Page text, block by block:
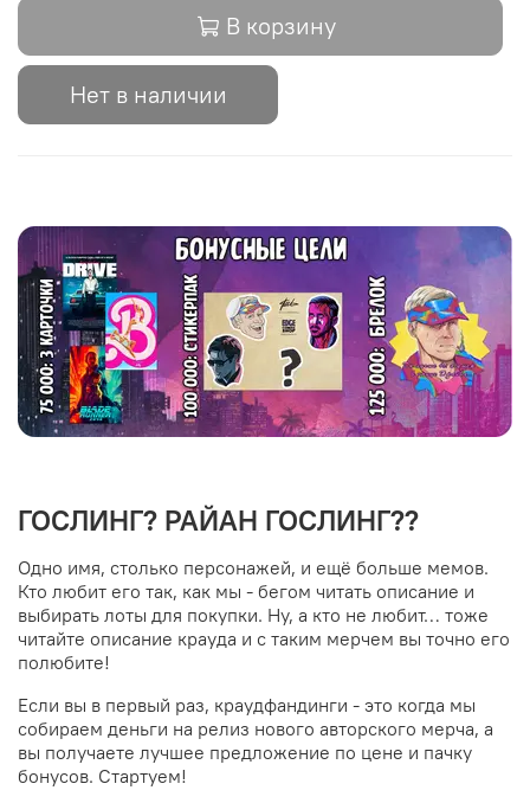
В корзину
Нет в наличии
ГОСЛИНГ? РАЙАН ГОСЛИНГ??
Одно имя, столько персонажей, и ещё больше мемов.
Кто любит его так, как мы - бегом читать описание и
выбирать лоты для покупки. Ну, а кто не любит… тоже
читайте описание крауда и с таким мерчем вы точно его
полюбите!
Если вы в первый раз, краудфандинги - это когда мы
собираем деньги на релиз нового авторского мерча, а
вы получаете лучшее предложение по цене и пачку
бонусов. Стартуем!